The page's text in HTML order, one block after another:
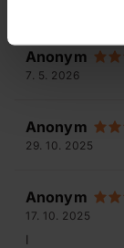
Anonym
7. 5. 2026
Anonym
29. 10. 2025
Anonym
17. 10. 2025
l